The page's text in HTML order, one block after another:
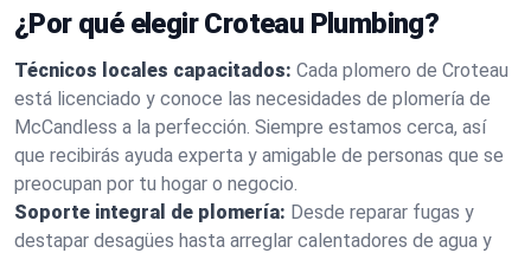
¿Por qué elegir Croteau Plumbing?
Técnicos locales capacitados: Cada plomero de Croteau
está licenciado y conoce las necesidades de plomería de
McCandless a la perfección. Siempre estamos cerca, así
que recibirás ayuda experta y amigable de personas que se
preocupan por tu hogar o negocio.
Soporte integral de plomería: Desde reparar fugas y
destapar desagües hasta arreglar calentadores de agua y